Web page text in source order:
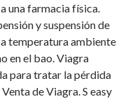
una farmacia física.
y suspensión de
temperatura ambiente
en el bao. Viagra
para tratar la pérdida
de Viagra. S easy